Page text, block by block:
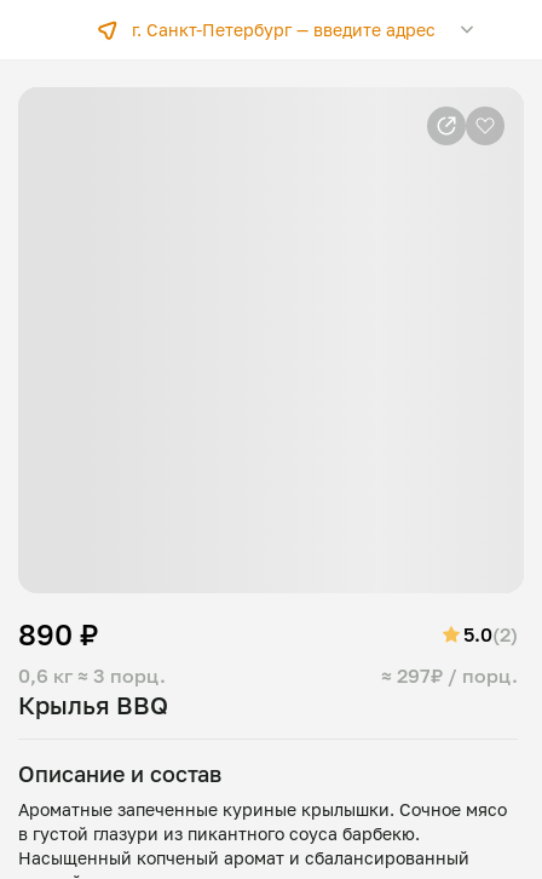
г. Санкт-Петербург —введите адрес
Крылья BBQ
0,6 кг ≈ 3 порц. ≈ 297₽ / порц.
890 ₽ 5.0(2)
Описание и состав
Ароматные запеченные куриные крылышки. Сочное мясо
в густой глазури из пикантного соуса барбекю.
Насыщенный копченый аромат и сбалансированный